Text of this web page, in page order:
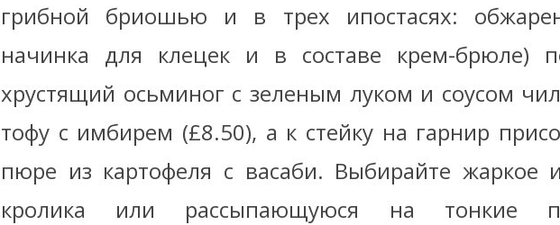
грибной бриошью и в трех ипостасях:
начинка для клецек и в составе крем-брюле)
хрустящий осьминог с зеленым луком и соусом
тофу с имбирем (£8.50), а к стейку на гарнир
пюре из картофеля с васаби. Выбирайте жаркое
кролика или рассыпающуюся на тонкие